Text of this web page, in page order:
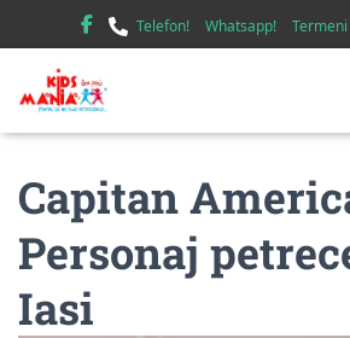
Telefon! Whatsapp!
Capitan
Personaj
Iasi